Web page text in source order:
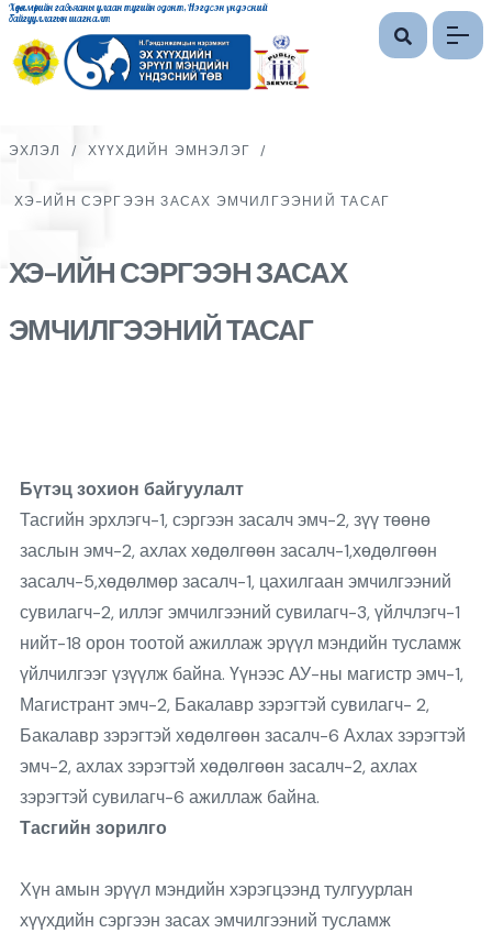
Хөдөлмөрийн гавьяаны улаан тугийн одонт, Нэгдсэн үндэсний
байгууллагын шагналт
ЭХЛЭЛ / ХҮҮХДИЙН ЭМНЭЛЭГ /
ХЭ-ИЙН СЭРГЭЭН ЗАСАХ ЭМЧИЛГЭЭНИЙ ТАСАГ
ХЭ-ИЙН СЭРГЭЭН ЗАСАХ
ЭМЧИЛГЭЭНИЙ ТАСАГ
Бүтэц зохион байгуулалт
Тасгийн эрхлэгч-1, сэргээн засалч эмч-2, зүү төөнө
заслын эмч-2, ахлах хөдөлгөөн засалч-1,хөдөлгөөн
засалч-5,хөдөлмөр засалч-1, цахилгаан эмчилгээний
сувилагч-2, иллэг эмчилгээний сувилагч-3, үйлчлэгч-1
нийт-18 орон тоотой ажиллаж эрүүл мэндийн тусламж
үйлчилгээг үзүүлж байна. Үүнээс АУ-ны магистр эмч-1,
Магистрант эмч-2, Бакалавр зэрэгтэй сувилагч- 2,
Бакалавр зэрэгтэй хөдөлгөөн засалч-6 Ахлах зэрэгтэй
эмч-2, ахлах зэрэгтэй хөдөлгөөн засалч-2, ахлах
зэрэгтэй сувилагч-6 ажиллаж байна.
Тасгийн зорилго
Хүн амын эрүүл мэндийн хэрэгцээнд тулгуурлан
хүүхдийн сэргээн засах эмчилгээний тусламж